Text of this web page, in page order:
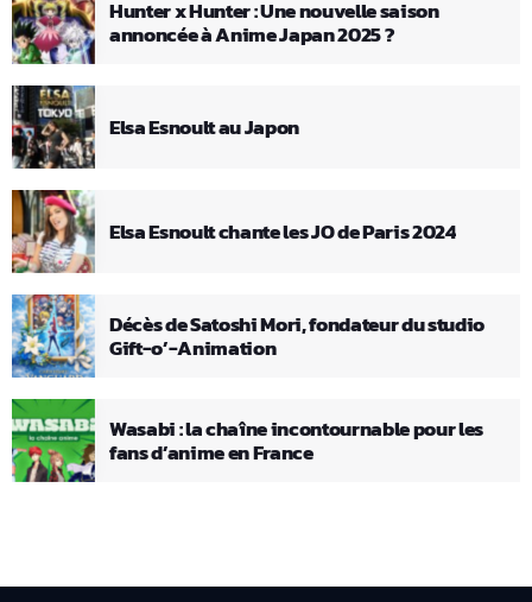
Hunter x Hunter : Une nouvelle saison
annoncée à Anime Japan 2025 ?
Elsa Esnoult au Japon
Elsa Esnoult chante les JO de Paris 2024
Décès de Satoshi Mori, fondateur du studio
Gift-o’-Animation
Wasabi : la chaîne incontournable pour les
fans d’anime en France